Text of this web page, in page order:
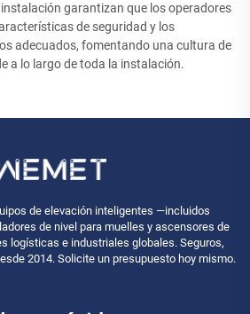
garantizan que los operadores
de seguridad y los
adecuados, fomentando una cultura de
a lo largo de toda la instalación.
de elevación inteligentes —incluidos
de nivel para muelles y ascensores de
logísticas e industriales globales. Seguros,
2014. Solicite un presupuesto hoy mismo.